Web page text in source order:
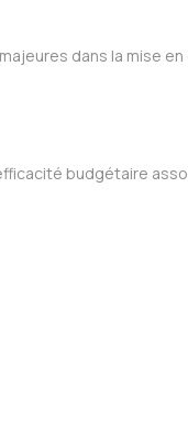
dans la mise
budgétaire